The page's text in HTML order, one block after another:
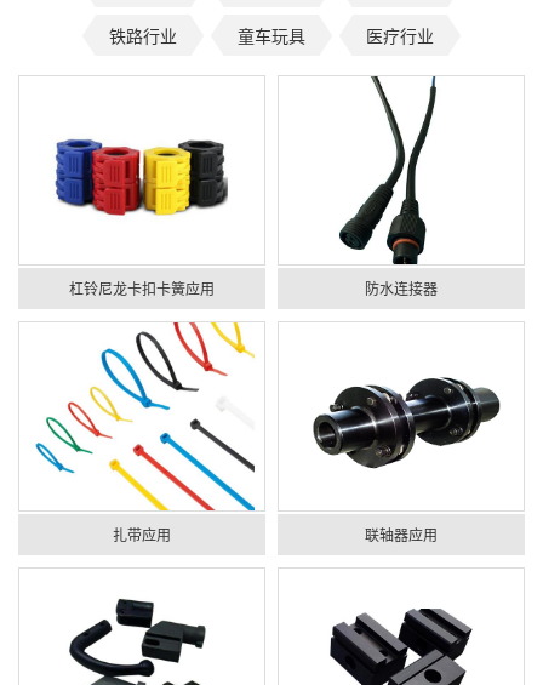
铁路行业
童车玩具 医疗行业
杠铃尼龙卡扣卡簧应用 防水连接器
扎带应用 联轴器应用